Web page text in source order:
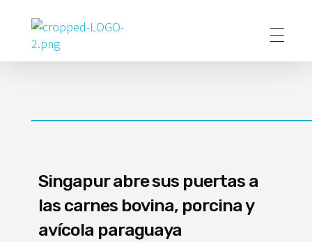
Poder Agropecuario
Singapur abre sus puertas a
las carnes bovina, porcina y
avícola paraguaya